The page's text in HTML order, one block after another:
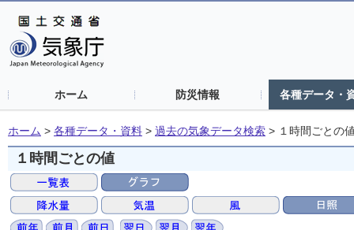
ホーム 防災情報 各種データ・
ホーム > 各種データ・資料 > 過去の気象データ検索 > １時間ごとの
１時間ごとの値